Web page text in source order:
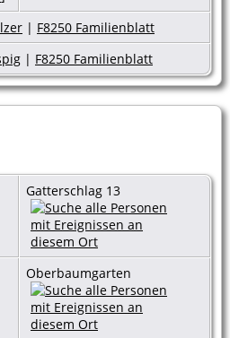
| F8250 Familienblatt
| F8250 Familienblatt
Gatterschlag 13
Oberbaumgarten